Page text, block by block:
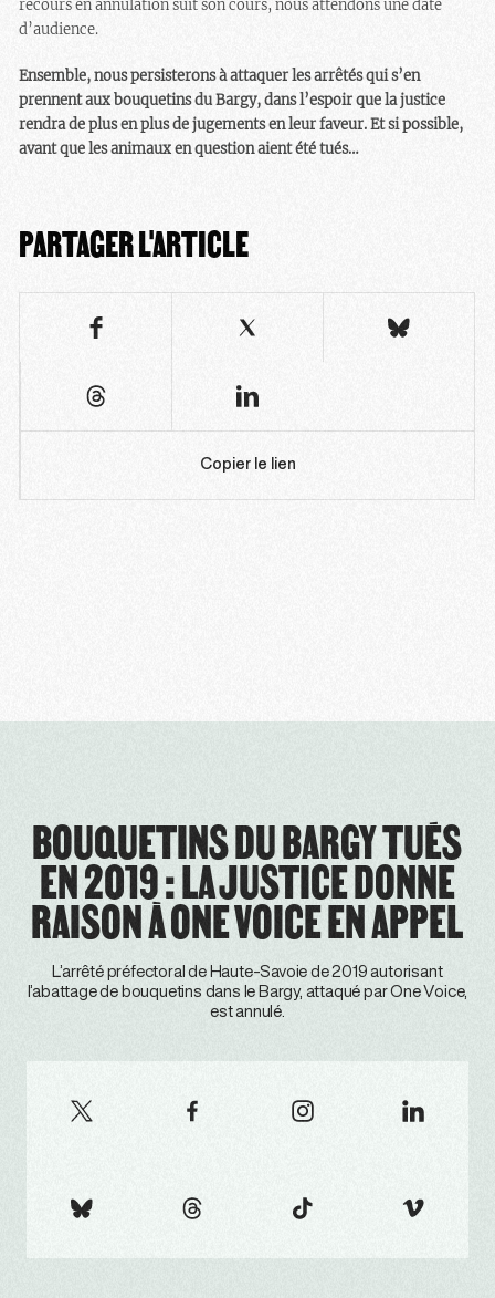
recours en annulation suit son cours, nous attendons une date
d’audience.
Ensemble, nous persisterons à attaquer les arrêtés qui s’en
prennent aux bouquetins du Bargy, dans l’espoir que la justice
rendra de plus en plus de jugements en leur faveur. Et si possible,
avant que les animaux en question aient été tués…
PARTAGER L'ARTICLE
Copier le lien
BOUQUETINS DU BARGY TUÉS
EN 2019 : LA JUSTICE DONNE
RAISON À ONE VOICE EN APPEL
L’arrêté préfectoral de Haute-Savoie de 2019 autorisant
l’abattage de bouquetins dans le Bargy, attaqué par One Voice,
est annulé.